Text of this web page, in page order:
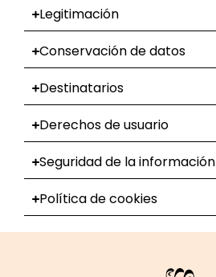
Legitimación
Conservación de datos
Destinatarios
Derechos de usuario
Seguridad de la información
Política de cookies